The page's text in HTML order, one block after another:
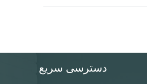
دسترسی سریع